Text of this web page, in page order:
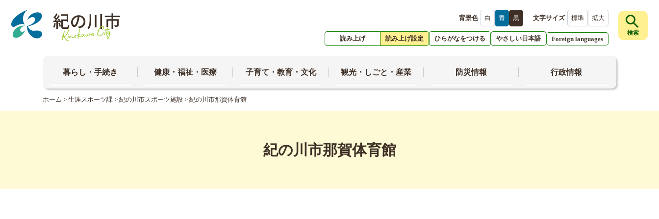
背景色 白 青 黒 文字サイズ 標準 拡大
読み上げ 読み上げ設定 ひらがなをつける やさしい日本語 Foreign languages
検索
暮らし・手続き 健康・福祉・医療 子育て・教育・文化 観光・しごと・産業 防災情報 行政情報
ホーム > 生涯スポーツ課 > 紀の川市スポーツ施設 > 紀の川市那賀体育館
紀の川市那賀体育館